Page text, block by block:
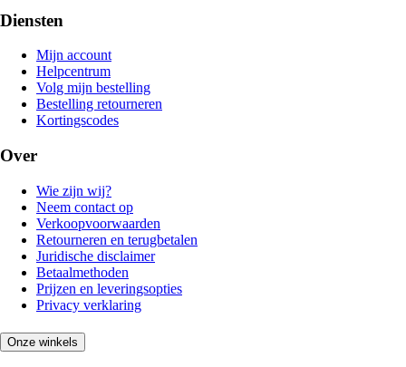
Diensten
Mijn account
Helpcentrum
Volg mijn bestelling
Bestelling retourneren
Kortingscodes
Over
Wie zijn wij?
Neem contact op
Verkoopvoorwaarden
Retourneren en terugbetalen
Juridische disclaimer
Betaalmethoden
Prijzen en leveringsopties
Privacy verklaring
Onze winkels